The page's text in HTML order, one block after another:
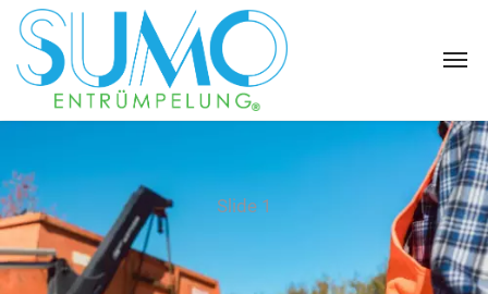
Slide 1